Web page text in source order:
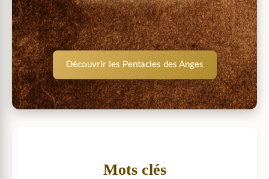
Découvrir les Pentacles des Anges
Mots clés